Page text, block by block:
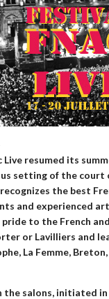
resumed its
setting of the court
the best
and experienced
to the French
or Lavilliers and
La Femme,
salons, initiated in